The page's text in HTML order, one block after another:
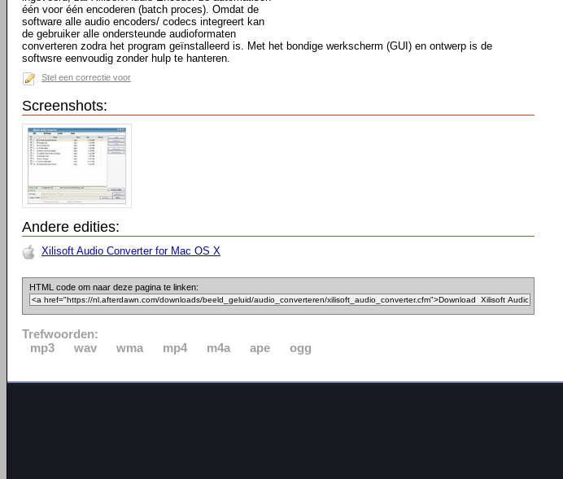
één voor één encoderen (batch proces). Omdat de
software alle audio encoders/ codecs integreert kan
de gebruiker alle ondersteunde audioformaten
converteren zodra het program geïnstalleerd is. Met het bondige werkscherm (GUI) en ontwerp is de
softwsre eenvoudig zonder hulp te hanteren.
Stel een correctie voor
Screenshots:
Andere edities:
Xilisoft Audio Converter for Mac OS X
HTML code om naar deze pagina te linken:
Trefwoorden:
mp3
wav wma mp4 m4a ape ogg